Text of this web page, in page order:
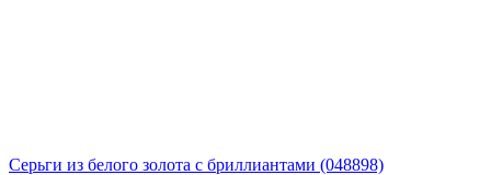
Серьги из белого золота с бриллиантами (048898)